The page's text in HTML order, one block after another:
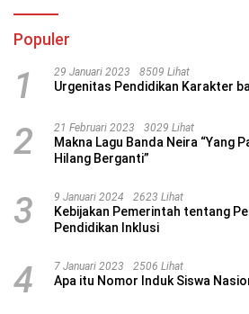
Populer
1 29 Januari 2023 8509 Lihat
Urgenitas Pendidikan Karakter
2 21 Februari 2023 3029 Lihat
Makna Lagu Banda Neira “Yang
Hilang Berganti”
3 9 Januari 2024 2623 Lihat
Kebijakan Pemerintah tentang
Pendidikan Inklusi
4 7 Januari 2023 2506 Lihat
Apa itu Nomor Induk Siswa